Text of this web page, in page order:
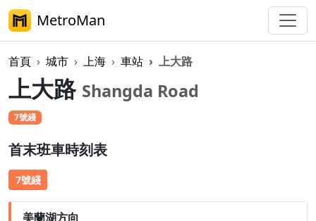
MetroMan
首頁 城市 上海 車站 上大路
上大路 Shangda Road
7號綫
首末班車時刻表
7號綫
美蘭湖方向